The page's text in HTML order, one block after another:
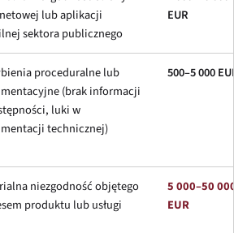
lub aplikacji
sektora publicznego
EUR
proceduralne lub
(brak informacji
luki w
technicznej)
500–5 000
niezgodność objętego
produktu lub usługi
5 000–50
EUR